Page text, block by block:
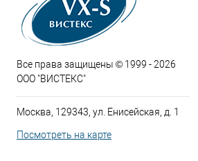
Все права защищены © 1999 - 2026
ООО "ВИСТЕКС"
Москва, 129343, ул. Енисейская, д. 1
Посмотреть на карте